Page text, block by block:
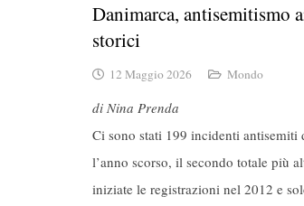
Danimarca, antisemitismo
storici
12 Maggio 2026 Mondo
di Nina Prenda
Ci sono stati 199 incidenti antisemiti
l’anno scorso, il secondo totale più
iniziate le registrazioni nel 2012 e